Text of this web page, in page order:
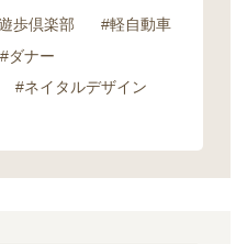
歩倶楽部
#軽自動車
#ダナー
#ネイタルデザイン